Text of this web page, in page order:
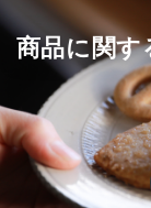
商品に関